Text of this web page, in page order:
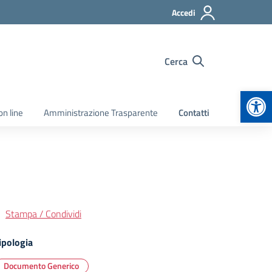
Accedi
Cerca
line Amministrazione Trasparente Contatti
Stampa / Condividi
Documento Generico